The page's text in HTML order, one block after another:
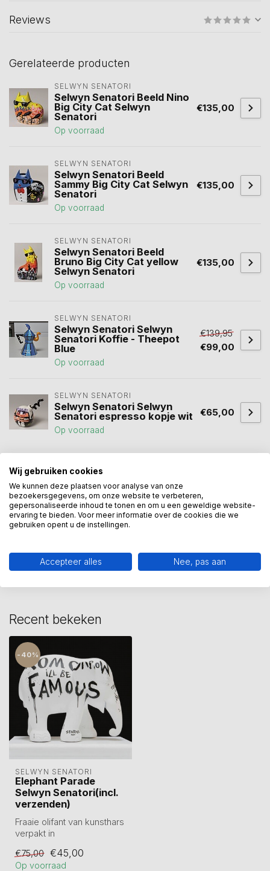
Reviews
Gerelateerde producten
SELWYN SENATORI
Selwyn Senatori Beeld Nino
Big City Cat Selwyn
Senatori
Op voorraad
€135,00
SELWYN SENATORI
Selwyn Senatori Beeld
Sammy Big City Cat Selwyn
Senatori
Op voorraad
€135,00
SELWYN SENATORI
Selwyn Senatori Beeld
Bruno Big City Cat yellow
Selwyn Senatori
Op voorraad
€135,00
SELWYN SENATORI
Selwyn Senatori Selwyn
Senatori Koffie - Theepot
Blue
Op voorraad
€139,95
€99,00
SELWYN SENATORI
Selwyn Senatori Selwyn
Senatori espresso kopje wit
Op voorraad
€65,00
elephant parade
selwyn senatori(15) senatori(18)
kunstcadeau?
Wij assisteren u graag via 06-23643267
Recent bekeken
-40%
SELWYN SENATORI
Elephant Parade
Selwyn Senatori(incl.
verzenden)
Fraaie olifant van kunsthars
verpakt in
Hoogte circa 10 cm. ...
€75,00 €45,00
Op voorraad
Wij gebruiken cookies
We kunnen deze plaatsen voor analyse van onze
bezoekersgegevens, om onze website te verbeteren,
gepersonaliseerde inhoud te tonen en om u een geweldige website-
ervaring te bieden. Voor meer informatie over de cookies die we
gebruiken opent u de instellingen.
Accepteer alles Nee, pas aan